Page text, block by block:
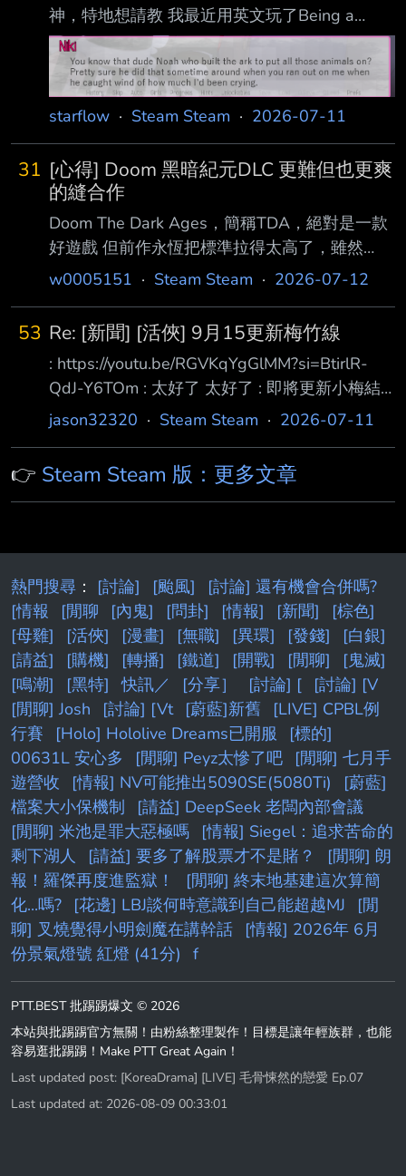
是有人覺得很爛，但起碼整個順順的往前走，不
太會有 卡關的情況。但是後來剩下幾個收集
盃，還有同一敵人要擊敗幾次才會出現在目錄的
神，特地想請教 我最近用英文玩了Being a
DIK，驚為天人 主要這遊戲的內容就是一場盛大
的美國大學生生活巡禮 裡面所有人的對話都是
平常生活中用的 我以前都沒有用英文玩遊戲的
習慣 目前有用英文玩的遊戲只有： Being a DIK
Desert Stalker Gwent: The Witcher Card
Game(線上昆特牌) 我是認真覺得Being a DIK對
我學習生活英文很有幫助 裡面的生活對話很實
用 我是會邊玩邊跟著一句一句把裡面的英文對
話朗讀出來的
starflow · Steam Steam · 2026-07-11
31 [心得] Doom 黑暗紀元DLC 更難但也更爽
的縫合作
Doom The Dark Ages，簡稱TDA，絕對是一款
好遊戲 但前作永恆把標準拉得太高了，雖然
TDA試圖以不同方向來尋求突破，但還是免不了
了許多 主因就是操作的天花板降低了太多，玩
家缺少了重複遊玩和鑽研的動機 新玩家有吸引
到多少不知道 但從永恆來的受眾應該是還難免
失望 這次的的DLC: Revelation 引入新武器長
矛，讓永恆的機動性回歸 DLC開始不久後會先短
暫禁用盾牌不能使用，算是強迫要習慣新武器長
矛 長矛的基本功能有: 完美格檔、完美閃避、衝
w0005151 · Steam Steam · 2026-07-12
53 Re: [新聞] [活俠] 9月15更新梅竹線
: https://youtu.be/RGVKqYgGlMM?si=BtirlR-
QdJ-Y6TOm : 太好了 太好了 : 即將更新小梅結
緣、郁竹結緣，還有支線跟新增難度。 : 不知道
趁著熱度想詢問一下 這遊戲是要玩多久才能感
受到樂趣呢？ 目前夏特買了之後遊玩一小段時
個人認為幾個對我而言比較不適應的部分 1.每個
月三次地點選擇讓我想到實況野球的養成模式，
就一樣是給
jason32320 · Steam Steam · 2026-07-11
👉 Steam Steam 版：更多文章
熱門搜尋 ： [討論] [颱風]
[討論] 還有機會合併嗎?
[情報
[閒聊 [內鬼] [問卦] [情報] [新聞]
[棕色]
[母雞]
[活俠] [漫畫] [無職] [異環] [發錢]
[白銀]
[請益]
[購機] [轉播] [鐵道] [開戰] [閒聊]
[鬼滅]
[鳴潮]
[黑特] 快訊／ [分享］ [討論] [
[討論] [V
[閒聊] Josh
[討論] [Vt [蔚藍]新舊
[LIVE] CPBL例
行賽
[Holo] Hololive Dreams已開服
[標的]
00631L 安心多
[閒聊] Peyz太慘了吧
[閒聊] 七月手
遊營收
[情報] NV可能推出5090SE(5080Ti)
[蔚藍]
檔案大小保機制
[請益] DeepSeek 老闆內部會議
[閒聊] 米池是罪大惡極嗎
[情報] Siegel：追求苦命的
剩下湖人
[請益] 要多了解股票才不是賭？
[閒聊] 朗
報！羅傑再度進監獄！
[閒聊] 終末地基建這次算簡
化...嗎?
[花邊] LBJ談何時意識到自己能超越MJ
[閒
聊] 叉燒覺得小明劍魔在講幹話
[情報] 2026年 6月
份景氣燈號 紅燈 (41分)
f
PTT.BEST 批踢踢爆文 © 2026
本站與批踢踢官方無關！由粉絲整理製作！目標是讓年輕族群，也能
容易逛批踢踢！Make PTT Great Again！
Last updated post: [KoreaDrama] [LIVE] 毛骨悚然的戀愛 Ep.07
Last updated at: 2026-08-09 00:33:01